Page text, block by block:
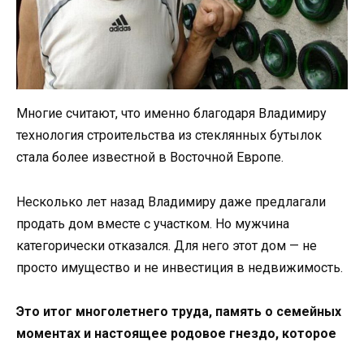
Многие считают, что именно благодаря Владимиру
технология строительства из стеклянных бутылок
стала более известной в Восточной Европе.
Несколько лет назад Владимиру даже предлагали
продать дом вместе с участком. Но мужчина
категорически отказался. Для него этот дом — не
просто имущество и не инвестиция в недвижимость.
Это итог многолетнего труда, память о семейных
моментах и настоящее родовое гнездо, которое